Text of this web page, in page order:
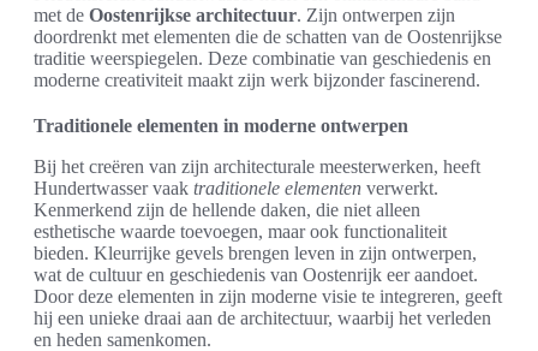
met de Oostenrijkse architectuur. Zijn ontwerpen zijn
doordrenkt met elementen die de schatten van de Oostenrijkse
traditie weerspiegelen. Deze combinatie van geschiedenis en
moderne creativiteit maakt zijn werk bijzonder fascinerend.
Traditionele elementen in moderne ontwerpen
Bij het creëren van zijn architecturale meesterwerken, heeft
Hundertwasser vaak traditionele elementen verwerkt.
Kenmerkend zijn de hellende daken, die niet alleen
esthetische waarde toevoegen, maar ook functionaliteit
bieden. Kleurrijke gevels brengen leven in zijn ontwerpen,
wat de cultuur en geschiedenis van Oostenrijk eer aandoet.
Door deze elementen in zijn moderne visie te integreren, geeft
hij een unieke draai aan de architectuur, waarbij het verleden
en heden samenkomen.